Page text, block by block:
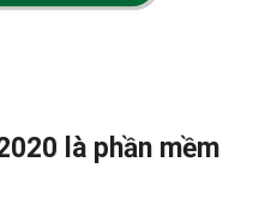
là phần mềm